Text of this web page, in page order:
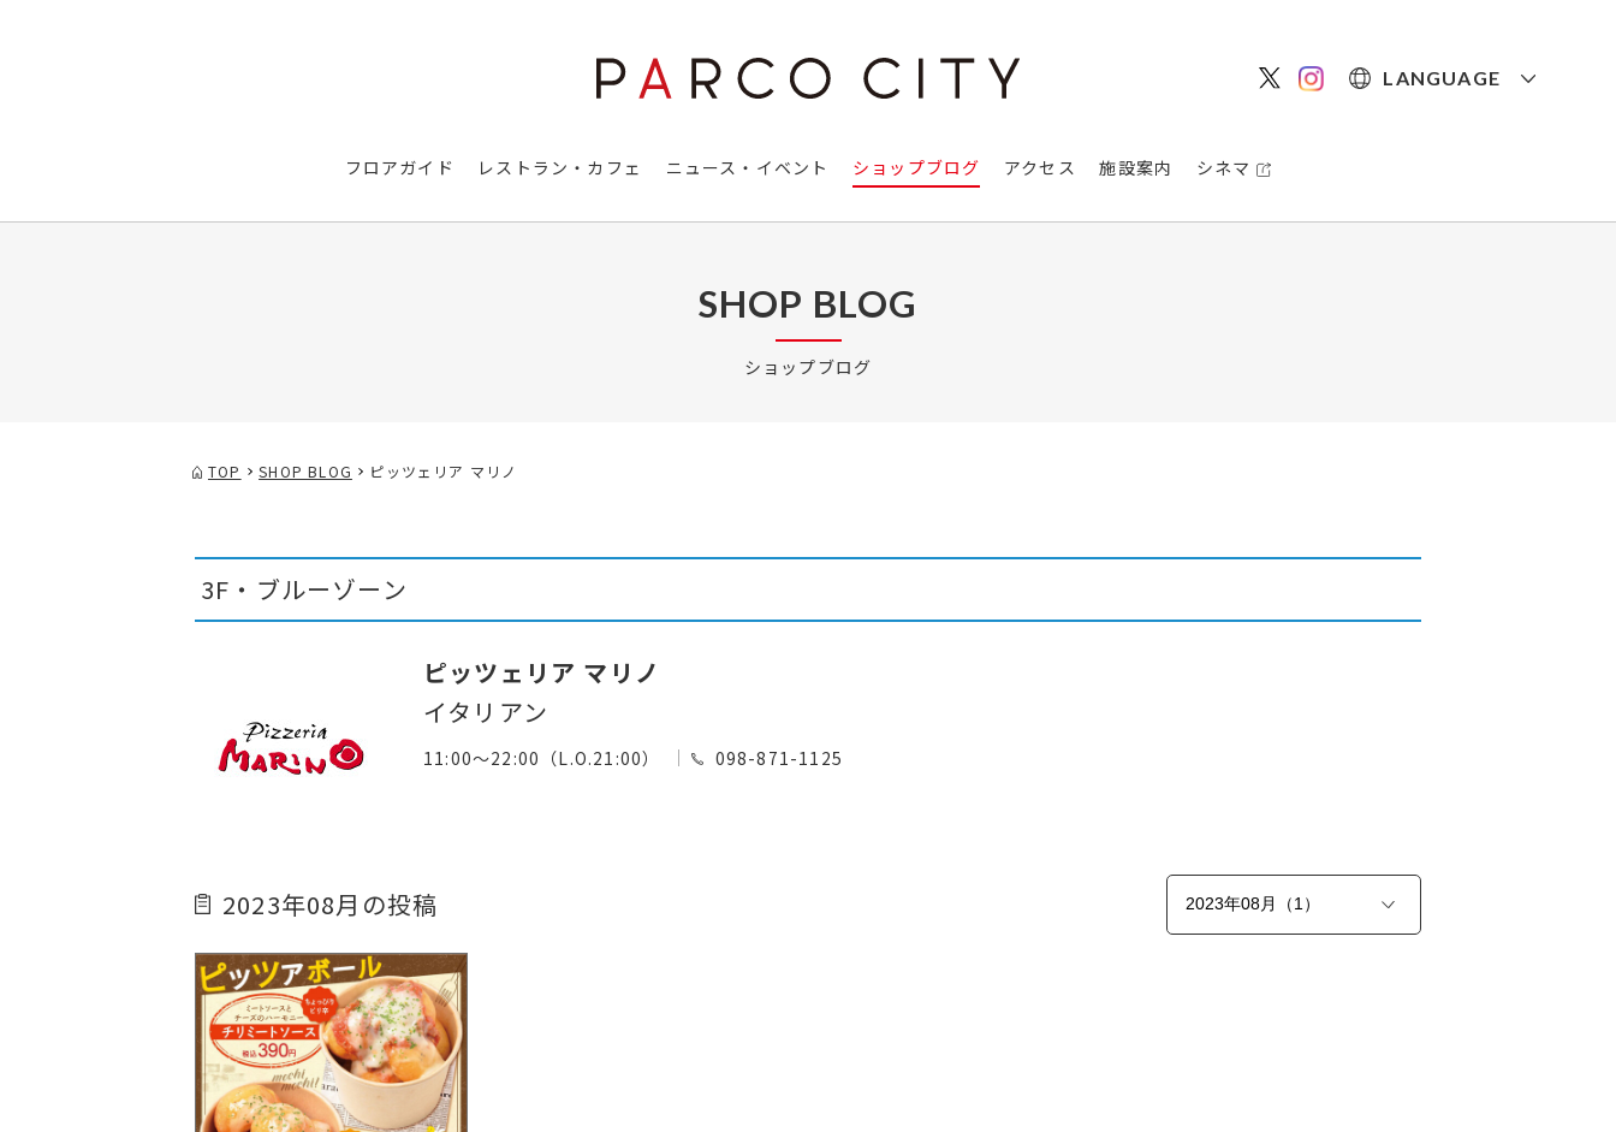
LANGUAGE
フロアガイド レストラン・カフェ ニュース・イベント ショップブログ アクセス 施設案内 シネマ
SHOP BLOG
ショップブログ
TOP SHOP BLOG ピッツェリア マリノ
3F・ブルーゾーン
ピッツェリア マリノ
イタリアン
11:00～22:00（L.O.21:00） 098-871-1125
2023年08月の投稿